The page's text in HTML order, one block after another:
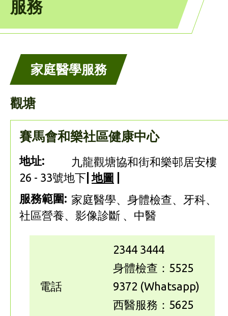
服務
家庭醫學服務
觀塘
賽馬會和樂社區健康中心
地址:
九龍觀塘協和街和樂邨居安樓
26 - 33號地下 地圖
服務範圍: 家庭醫學、身體檢查、牙科、
社區營養、影像診斷 、中醫
電話
2344 3444
身體檢查：5525
9372 (Whatsapp)
西醫服務：5625